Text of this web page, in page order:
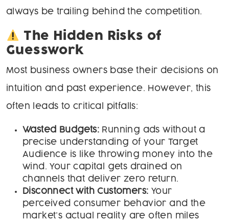
always be trailing behind the competition.
The Hidden Risks of
Guesswork
Most business owners base their decisions on
intuition and past experience. However, this
often leads to critical pitfalls:
Wasted Budgets: Running ads without a
precise understanding of your Target
Audience is like throwing money into the
wind. Your capital gets drained on
channels that deliver zero return.
Disconnect with Customers: Your
perceived consumer behavior and the
market’s actual reality are often miles